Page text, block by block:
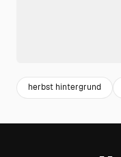
herbst hintergrund